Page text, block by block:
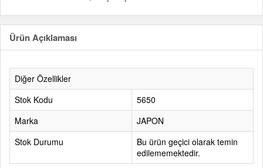
Ürün Açıklaması
Diğer Özellikler
Stok Kodu
5650
Marka
JAPON
Stok Durumu
Bu ürün geçici olarak temin
edilememektedir.